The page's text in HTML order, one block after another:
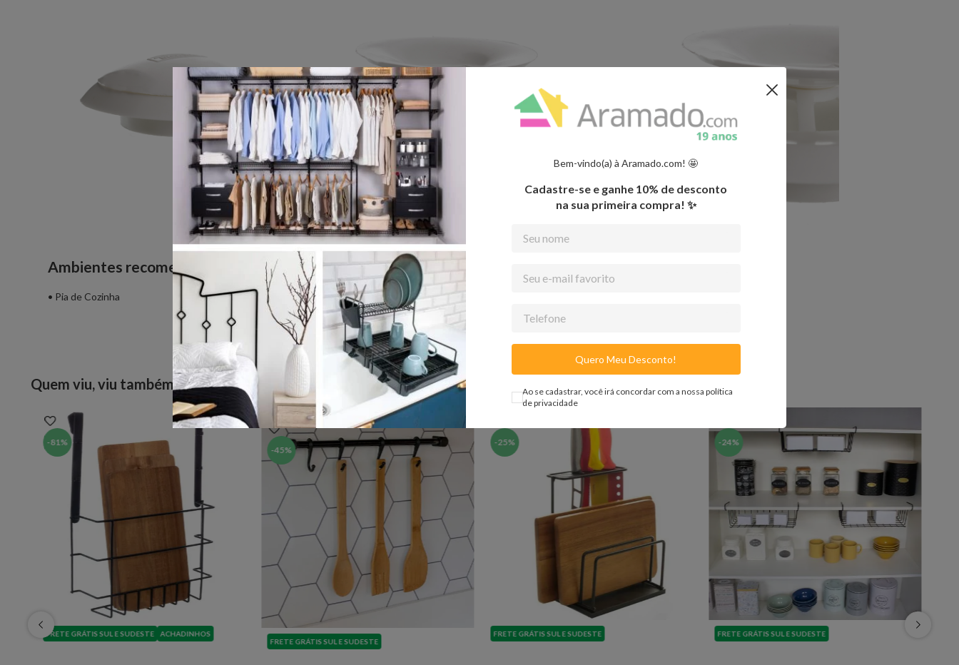
Bem-vindo(a) à Aramado.com! 🤩
Cadastre-se e ganhe 10% de desconto
na sua primeira compra! ✨
Quero Meu Desconto!
Ao se cadastrar, você irá concordar com a nossa política
de privacidade
Ambientes recomendados para uso
• Pia de Cozinha
Importante:
- Os objetos que ambientam as fotos não acompanham o produto.
- Fique atento, nossas cores podem sofrer alterações dependendo do seu monitor.
Quem viu, viu também
-81%
FRETE GRÁTIS SUL E SUDESTE ACHADINHOS
-45%
FRETE GRÁTIS SUL E SUDESTE
-25%
FRETE GRÁTIS SUL E SUDESTE
-24%
FRETE GRÁTIS SUL E SUDESTE